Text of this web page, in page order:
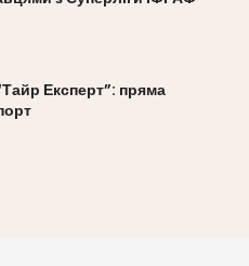
Експерт”: пряма